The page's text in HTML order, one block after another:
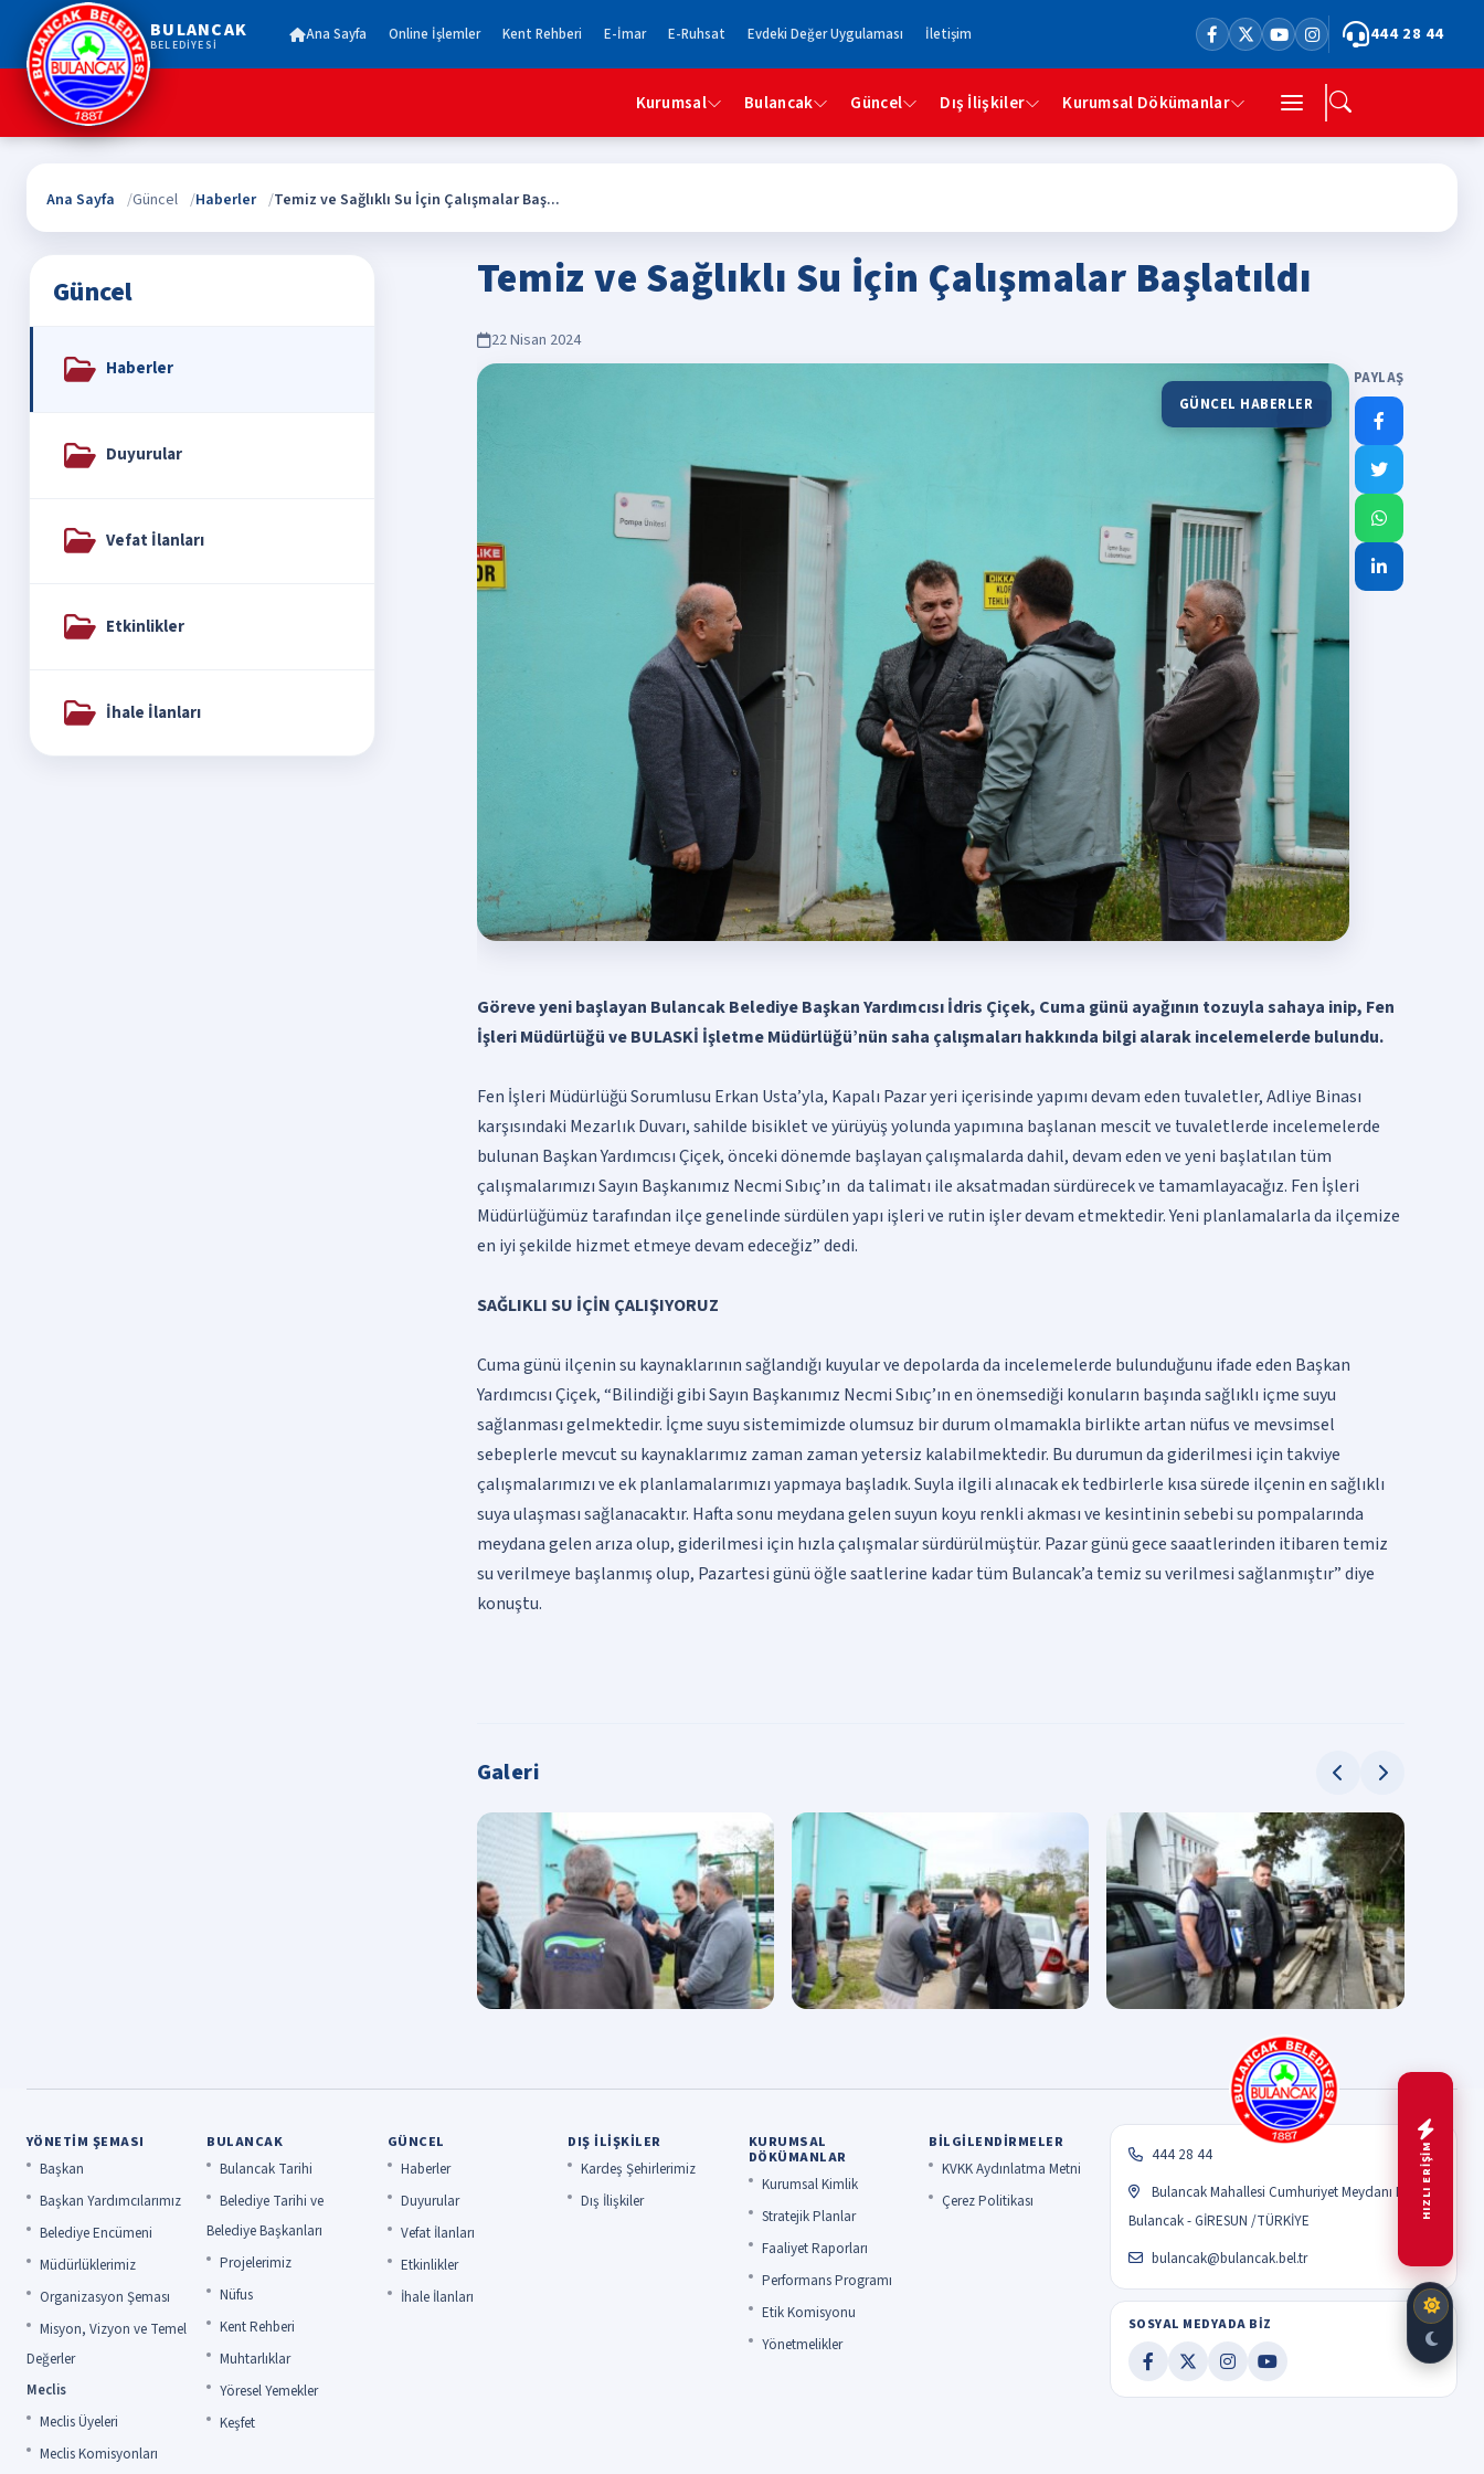
BULANCAK
BELEDİYESİ
Ana Sayfa Online İşlemler Kent Rehberi E-İmar E-Ruhsat Evdeki Değer Uygulaması İletişim 444 28 44
Kurumsal Bulancak Güncel Dış İlişkiler Kurumsal Dökümanlar
Ana Sayfa Güncel Haberler Temiz ve Sağlıklı Su İçin Çalışmalar Baş...
Güncel
Haberler
Duyurular
Vefat İlanları
Etkinlikler
İhale İlanları
Temiz ve Sağlıklı Su İçin Çalışmalar Başlatıldı
22 Nisan 2024
GÜNCEL HABERLER
PAYLAŞ
Göreve yeni başlayan Bulancak Belediye Başkan Yardımcısı İdris Çiçek, Cuma günü ayağının tozuyla sahaya inip, Fen
İşleri Müdürlüğü ve BULASKİ İşletme Müdürlüğü’nün saha çalışmaları hakkında bilgi alarak incelemelerde bulundu.
Fen İşleri Müdürlüğü Sorumlusu Erkan Usta’yla, Kapalı Pazar yeri içerisinde yapımı devam eden tuvaletler, Adliye Binası
karşısındaki Mezarlık Duvarı, sahilde bisiklet ve yürüyüş yolunda yapımına başlanan mescit ve tuvaletlerde incelemelerde
bulunan Başkan Yardımcısı Çiçek, önceki dönemde başlayan çalışmalarda dahil, devam eden ve yeni başlatılan tüm
çalışmalarımızı Sayın Başkanımız Necmi Sıbıç’ın da talimatı ile aksatmadan sürdürecek ve tamamlayacağız. Fen İşleri
Müdürlüğümüz tarafından ilçe genelinde sürdülen yapı işleri ve rutin işler devam etmektedir. Yeni planlamalarla da ilçemize
en iyi şekilde hizmet etmeye devam edeceğiz” dedi.
SAĞLIKLI SU İÇİN ÇALIŞIYORUZ
Cuma günü ilçenin su kaynaklarının sağlandığı kuyular ve depolarda da incelemelerde bulunduğunu ifade eden Başkan
Yardımcısı Çiçek, “Bilindiği gibi Sayın Başkanımız Necmi Sıbıç’ın en önemsediği konuların başında sağlıklı içme suyu
sağlanması gelmektedir. İçme suyu sistemimizde olumsuz bir durum olmamakla birlikte artan nüfus ve mevsimsel
sebeplerle mevcut su kaynaklarımız zaman zaman yetersiz kalabilmektedir. Bu durumun da giderilmesi için takviye
çalışmalarımızı ve ek planlamalarımızı yapmaya başladık. Suyla ilgili alınacak ek tedbirlerle kısa sürede ilçenin en sağlıklı
suya ulaşması sağlanacaktır. Hafta sonu meydana gelen suyun koyu renkli akması ve kesintinin sebebi su pompalarında
meydana gelen arıza olup, giderilmesi için hızla çalışmalar sürdürülmüştür. Pazar günü gece saaatlerinden itibaren temiz
su verilmeye başlanmış olup, Pazartesi günü öğle saatlerine kadar tüm Bulancak’a temiz su verilmesi sağlanmıştır” diye
konuştu.
Galeri
YÖNETIM ŞEMASI
Başkan
Başkan Yardımcılarımız
Belediye Encümeni
Müdürlüklerimiz
Organizasyon Şeması
Misyon, Vizyon ve Temel
Değerler
Meclis
Meclis Üyeleri
Meclis Komisyonları
BULANCAK
Bulancak Tarihi
Belediye Tarihi ve
Belediye Başkanları
Projelerimiz
Nüfus
Kent Rehberi
Muhtarlıklar
Yöresel Yemekler
Keşfet
GÜNCEL
Haberler
Duyurular
Vefat İlanları
Etkinlikler
İhale İlanları
DIŞ İLIŞKILER
Kardeş Şehirlerimiz
Dış İlişkiler
KURUMSAL
DÖKÜMANLAR
Kurumsal Kimlik
Stratejik Planlar
Faaliyet Raporları
Performans Programı
Etik Komisyonu
Yönetmelikler
BILGILENDIRMELER
KVKK Aydınlatma Metni
Çerez Politikası
444 28 44
Bulancak Mahallesi Cumhuriyet Meydanı No:1
Bulancak - GİRESUN /TÜRKİYE
bulancak@bulancak.bel.tr
SOSYAL MEDYADA BİZ
HIZLI ERİŞİM